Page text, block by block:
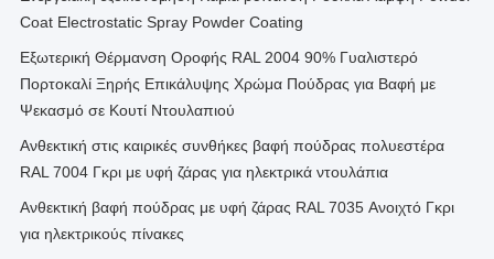
Coat Electrostatic Spray Powder Coating
Εξωτερική Θέρμανση Οροφής RAL 2004 90% Γυαλιστερό
Πορτοκαλί Ξηρής Επικάλυψης Χρώμα Πούδρας για Βαφή με
Ψεκασμό σε Κουτί Ντουλαπιού
Ανθεκτική στις καιρικές συνθήκες βαφή πούδρας πολυεστέρα
RAL 7004 Γκρι με υφή ζάρας για ηλεκτρικά ντουλάπια
Ανθεκτική βαφή πούδρας με υφή ζάρας RAL 7035 Ανοιχτό Γκρι
για ηλεκτρικούς πίνακες